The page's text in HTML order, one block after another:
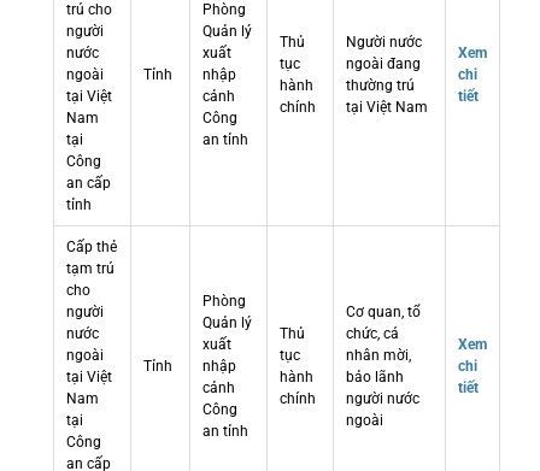
trú cho
người
nước
ngoài
tại Việt
Nam
tại
Công
an cấp
tỉnh
Tỉnh
Phòng
Quản lý
xuất
nhập
cảnh
Công
an tỉnh
Thủ
tục
hành
chính
Người nước
ngoài đang
thường trú
tại Việt Nam
Xem
chi
tiết
Cấp thẻ
tạm trú
cho
người
nước
ngoài
tại Việt
Nam
tại
Công
an cấp
Tỉnh
Phòng
Quản lý
xuất
nhập
cảnh
Công
an tỉnh
Thủ
tục
hành
chính
Cơ quan, tổ
chức, cá
nhân mời,
bảo lãnh
người nước
ngoài
Xem
chi
tiết